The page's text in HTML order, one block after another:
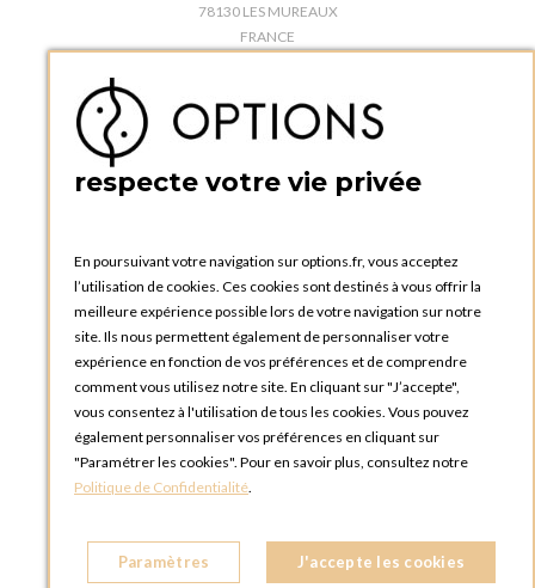
78130 LES MUREAUX
FRANCE
BOUTIQUE OPTIONS - PARIS 5E
5 quai de la tournelle
FRANCE
OPTIONS ROUEN
Rue du Clos Tellier
76800 Saint-Etienne-du-Rouvray
FRANCE
Téléphone :+33 2 35 08 38 53
OPTIONS TOULOUSE
6 rue Gaye Marie, ZAC de Saint-Martin du Touch
31300 Toulouse
FRANCE
OPTIONS MC
respecte votre vie privée
En poursuivant votre navigation sur options.fr, vous acceptez
l’utilisation de cookies. Ces cookies sont destinés à vous offrir la
meilleure expérience possible lors de votre navigation sur notre
site. Ils nous permettent également de personnaliser votre
expérience en fonction de vos préférences et de comprendre
comment vous utilisez notre site. En cliquant sur "J’accepte",
vous consentez à l'utilisation de tous les cookies. Vous pouvez
également personnaliser vos préférences en cliquant sur
"Paramétrer les cookies". Pour en savoir plus, consultez notre
Politique de Confidentialité.
Paramètres J'accepte les cookies